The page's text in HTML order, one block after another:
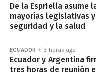
De la Espriella asume
mayorías legislativas
seguridad y la salud
ECUADOR 3 horas ago
Ecuador y Argentina
tres horas de reunión